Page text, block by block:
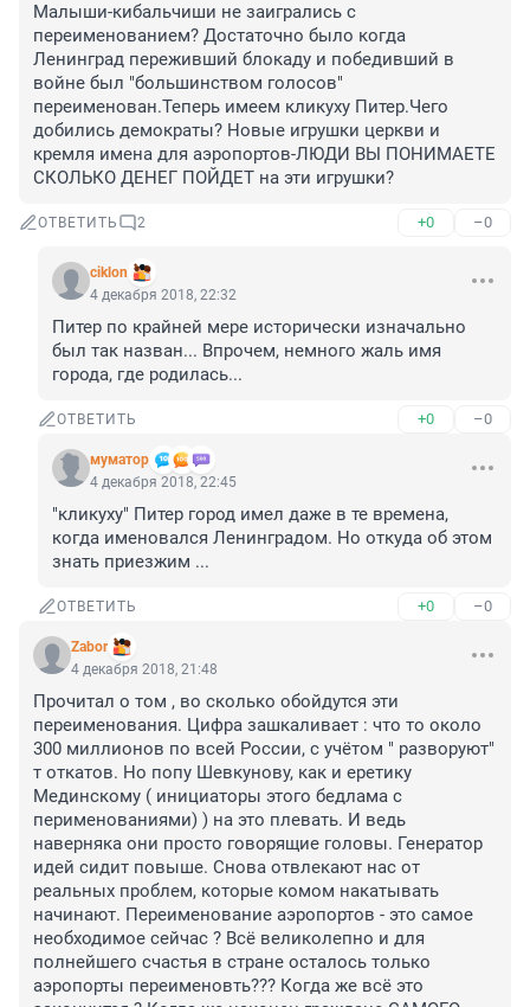
Малыши-кибальчиши не заигрались с
переименованием? Достаточно было когда
Ленинград переживший блокаду и победивший в
войне был "большинством голосов"
переименован.Теперь имеем кликуху Питер.Чего
добились демократы? Новые игрушки церкви и
кремля имена для аэропортов-ЛЮДИ ВЫ ПОНИМАЕТЕ
СКОЛЬКО ДЕНЕГ ПОЙДЕТ на эти игрушки?
ОТВЕТИТЬ 2 +0 –0
ciklon
4 декабря 2018, 22:32
Питер по крайней мере исторически изначально
был так назван... Впрочем, немного жаль имя
города, где родилась...
ОТВЕТИТЬ +0 –0
муматор
4 декабря 2018, 22:45
"кликуху" Питер город имел даже в те времена,
когда именовался Ленинградом. Но откуда об этом
знать приезжим ...
ОТВЕТИТЬ +0 –0
Zabor
4 декабря 2018, 21:48
Прочитал о том , во сколько обойдутся эти
переименования. Цифра зашкаливает : что то около
300 миллионов по всей России, с учётом " разворуют"
т откатов. Но попу Шевкунову, как и еретику
Мединскому ( инициаторы этого бедлама с
перименованиями) ) на это плевать. И ведь
наверняка они просто говорящие головы. Генератор
идей сидит повыше. Снова отвлекают нас от
реальных проблем, которые комом накатывать
начинают. Переименование аэропортов - это самое
необходимое сейчас ? Всё великолепно и для
полнейшего счастья в стране осталось только
аэропорты переименовть??? Когда же всё это